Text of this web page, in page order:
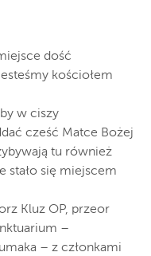
dość
kościołem
w ciszy
cześć Matce Bożej
tu również
stało się miejscem
Kluz OP, przeor
–
– z członkami